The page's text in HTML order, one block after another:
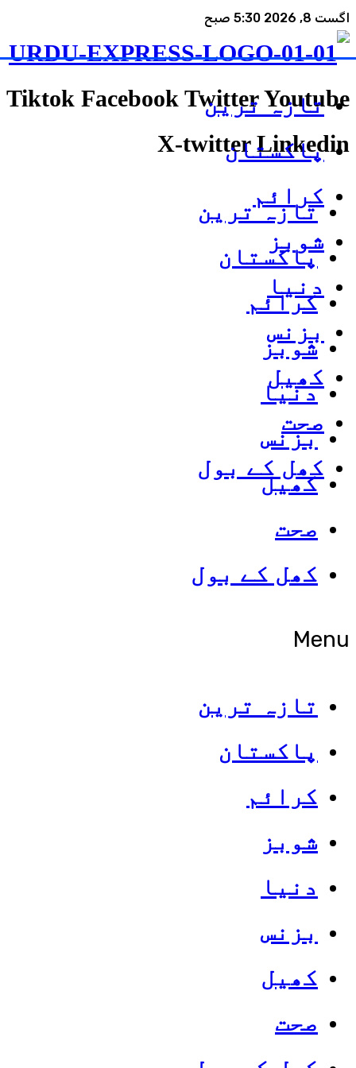
اگست 8, 2026 5:30 صبح
Tiktok Facebook Twitter Youtube
X-twitter Linkedin
تازہ ترین
پاکستان
کرائم
شوبز
دنیا
بزنس
کھیل
صحت
کھل کے بول
Menu
تازہ ترین
پاکستان
کرائم
شوبز
دنیا
بزنس
کھیل
صحت
تازہ ترین
پاکستان
کرائم
شوبز
دنیا
بزنس
کھیل
صحت
کھل کے بول